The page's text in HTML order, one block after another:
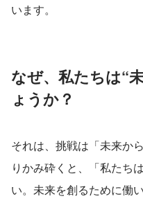
います。
なぜ、私たちは“
ょうか？
それは、挑戦は「未来か
りかみ砕くと、「私たち
い。未来を創るために働